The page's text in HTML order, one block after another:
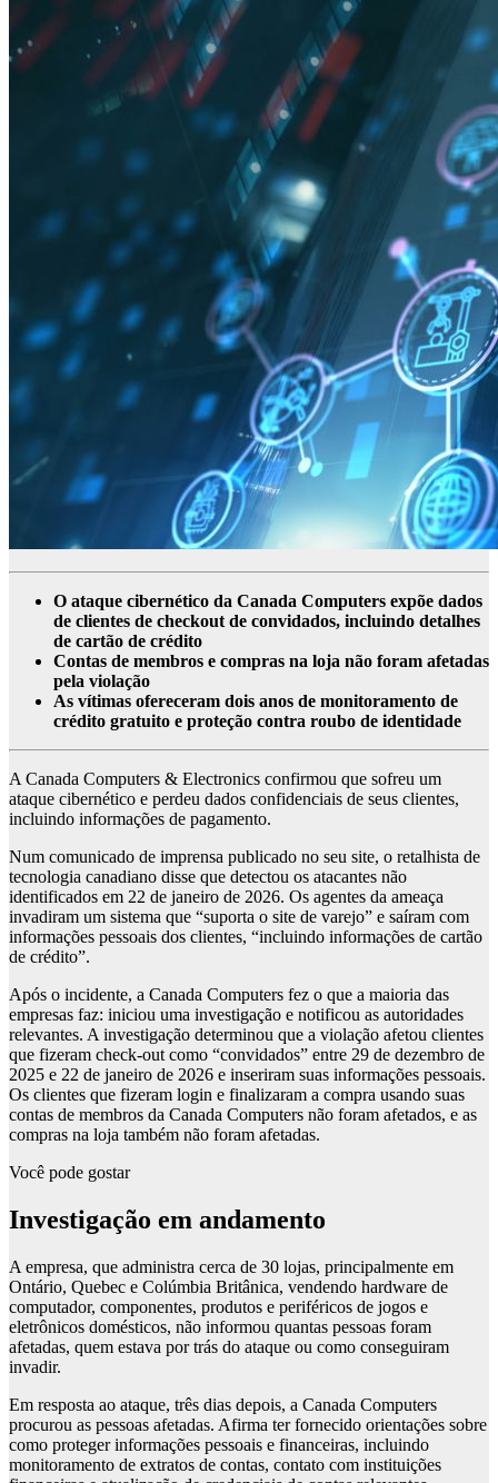
O ataque cibernético da Canada Computers expõe dados
de clientes de checkout de convidados, incluindo detalhes
de cartão de crédito
Contas de membros e compras na loja não foram afetadas
pela violação
As vítimas ofereceram dois anos de monitoramento de
crédito gratuito e proteção contra roubo de identidade
A Canada Computers & Electronics confirmou que sofreu um
ataque cibernético e perdeu dados confidenciais de seus clientes,
incluindo informações de pagamento.
Num comunicado de imprensa publicado no seu site, o retalhista de
tecnologia canadiano disse que detectou os atacantes não
identificados em 22 de janeiro de 2026. Os agentes da ameaça
invadiram um sistema que “suporta o site de varejo” e saíram com
informações pessoais dos clientes, “incluindo informações de cartão
de crédito”.
Após o incidente, a Canada Computers fez o que a maioria das
empresas faz: iniciou uma investigação e notificou as autoridades
relevantes. A investigação determinou que a violação afetou clientes
que fizeram check-out como “convidados” entre 29 de dezembro de
2025 e 22 de janeiro de 2026 e inseriram suas informações pessoais.
Os clientes que fizeram login e finalizaram a compra usando suas
contas de membros da Canada Computers não foram afetados, e as
compras na loja também não foram afetadas.
Você pode gostar
Investigação em andamento
A empresa, que administra cerca de 30 lojas, principalmente em
Ontário, Quebec e Colúmbia Britânica, vendendo hardware de
computador, componentes, produtos e periféricos de jogos e
eletrônicos domésticos, não informou quantas pessoas foram
afetadas, quem estava por trás do ataque ou como conseguiram
invadir.
Em resposta ao ataque, três dias depois, a Canada Computers
procurou as pessoas afetadas. Afirma ter fornecido orientações sobre
como proteger informações pessoais e financeiras, incluindo
monitoramento de extratos de contas, contato com instituições